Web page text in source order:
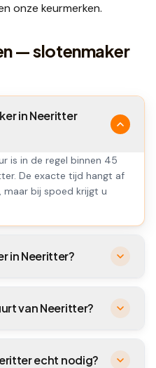
onze keurmerken.
— slotenmaker
in Neeritter
is in de regel binnen 45
De exacte tijd hangt af
bij spoed krijgt u
in Neeritter?
van Neeritter?
echt nodig?